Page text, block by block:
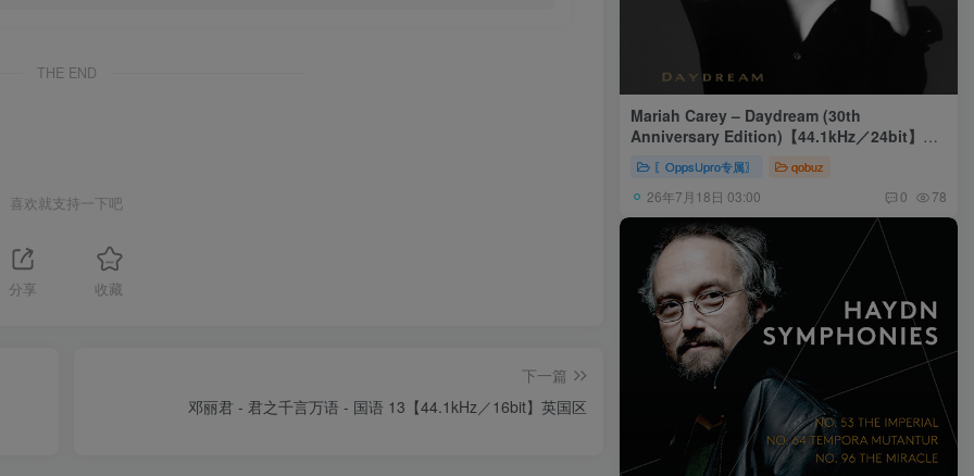
THE END
喜欢就支持一下吧
分享 收藏
下一篇
邓丽君 - 君之千言万语 - 国语 13【44.1kHz／16bit】英国区
Mariah Carey – Daydream (30th
Anniversary Edition)【44.1kHz／24bit】美
〖OppsUpro专属〗 qobuz
26年7月18日 03:00 0 78